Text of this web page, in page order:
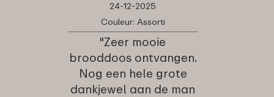
24-12-2025
Couleur: Assorti
"Zeer mooie
brooddoos ontvangen.
Nog een hele grote
dankjewel aan de man